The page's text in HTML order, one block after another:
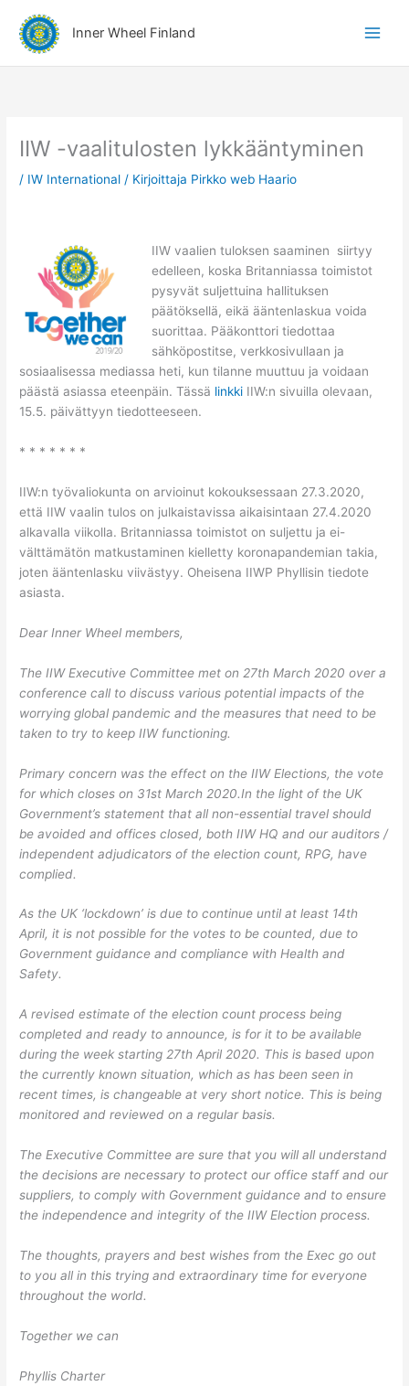
sisältöön
Inner Wheel Finland
IIW -vaalitulosten lykkääntyminen
/ IW International / Kirjoittaja Pirkko web Haario
IIW vaalien tuloksen saaminen siirtyy
edelleen, koska Britanniassa toimistot
pysyvät suljettuina hallituksen
päätöksellä, eikä ääntenlaskua voida
suorittaa. Pääkonttori tiedottaa
sähköpostitse, verkkosivullaan ja
sosiaalisessa mediassa heti, kun tilanne muuttuu ja voidaan
päästä asiassa eteenpäin. Tässä linkki IIW:n sivuilla olevaan,
15.5. päivättyyn tiedotteeseen.
* * * * * * *
IIW:n työvaliokunta on arvioinut kokouksessaan 27.3.2020,
että IIW vaalin tulos on julkaistavissa aikaisintaan 27.4.2020
alkavalla viikolla. Britanniassa toimistot on suljettu ja ei-
välttämätön matkustaminen kielletty koronapandemian takia,
joten ääntenlasku viivästyy. Oheisena IIWP Phyllisin tiedote
asiasta.
Dear Inner Wheel members,
The IIW Executive Committee met on 27th March 2020 over a
conference call to discuss various potential impacts of the
worrying global pandemic and the measures that need to be
taken to try to keep IIW functioning.
Primary concern was the effect on the IIW Elections, the vote
for which closes on 31st March 2020.In the light of the UK
Government’s statement that all non-essential travel should
be avoided and offices closed, both IIW HQ and our auditors /
independent adjudicators of the election count, RPG, have
complied.
As the UK ‘lockdown’ is due to continue until at least 14th
April, it is not possible for the votes to be counted, due to
Government guidance and compliance with Health and
Safety.
A revised estimate of the election count process being
completed and ready to announce, is for it to be available
during the week starting 27th April 2020. This is based upon
the currently known situation, which as has been seen in
recent times, is changeable at very short notice. This is being
monitored and reviewed on a regular basis.
The Executive Committee are sure that you will all understand
the decisions are necessary to protect our office staff and our
suppliers, to comply with Government guidance and to ensure
the independence and integrity of the IIW Election process.
The thoughts, prayers and best wishes from the Exec go out
to you all in this trying and extraordinary time for everyone
throughout the world.
Together we can
Phyllis Charter
i
h
m